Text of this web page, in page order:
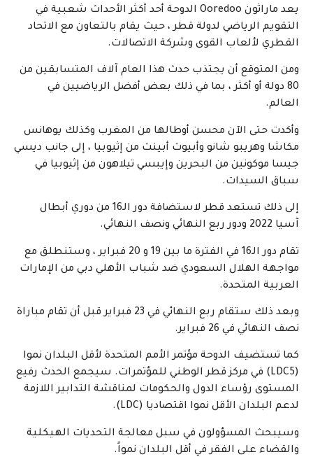
يعد ماراثون Ooredoo الدوحة أحد أكثر الأحداث شعبية في
التقويم الرياضي لدولة قطر ، حيث يقام بالتعاون مع الاتحاد
القطري لألعاب القوى وشركة الاتصالات.
ومن المتوقع أن يجتذب حدث هذا العام آلاف المتسابقين من
80 دولة أو أكثر ، بما في ذلك بعض أفضل الرياضيين في
العالم.
وأكدت حتى الآن محسن أوطالها من المغرب وكذلك يوهانس
مكاشا وهريبو شانو وأبيوت أبينت من إثيوبيا ، إلى جانب ديسي
جيسا موكونين من البحرين وإيبسي تيلاهون من إثيوبيا في
سباق السيدات.
إلى ذلك تستعد قطر لاستضافة دور الـ16 من دوري أبطال
آسيا 2022 ودور ربع النهائي ونصف النهائي.
تقام دور الـ16 في الفترة ما بين 19 و 20 فبراير ، وستنطلق مع
مواجهة الهلال السعودي ضد شباب الأهلي دبي من الإمارات
العربية المتحدة.
وبعد ذلك ستقام ربع النهائي في 23 فبراير قبل أن تقام مباراة
نصف النهائي في 26 فبراير.
كما تستضيف الدوحة مؤتمر الأمم المتحدة لأقل البلدان نموا
(LDC5) في مركز قطر الوطني للمؤتمرات. سيجمع الحدث رفيع
المستوى رؤساء الدول والحكومات لمناقشة التدابير اللازمة
لدعم البلدان الأقل نموا اقتصاديا (LDC).
وسيبحث المسؤولون في سبل معالجة التحديات الهيكلية
والقضاء على الفقر في أقل البلدان نمواً.